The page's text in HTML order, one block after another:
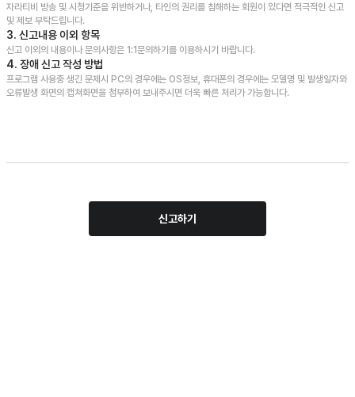
자라티비 방송 및 시청기준을 위반하거나, 타인의 권리를 침해하는 회원이 있다면 적극적인 신고
및 제보 부탁드립니다.
3. 신고내용 이외 항목
신고 이외의 내용이나 문의사항은 1:1문의하기를 이용하시기 바랍니다.
4. 장애 신고 작성 방법
프로그램 사용중 생긴 문제시 PC의 경우에는 OS정보, 휴대폰의 경우에는 모델명 및 발생일자와
오류발생 화면의 캡쳐화면을 첨부하여 보내주시면 더욱 빠른 처리가 가능합니다.
신고하기